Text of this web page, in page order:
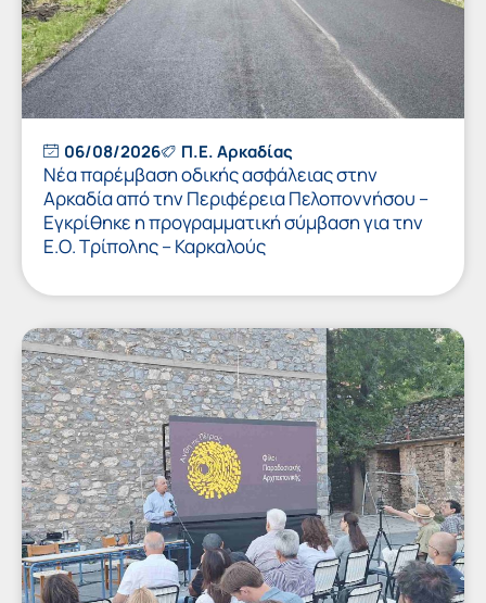
06/08/2026 Π.Ε. Αρκαδίας
Νέα παρέμβαση οδικής ασφάλειας στην
Αρκαδία από την Περιφέρεια Πελοποννήσου –
Εγκρίθηκε η προγραμματική σύμβαση για την
Ε.Ο. Τρίπολης – Καρκαλούς